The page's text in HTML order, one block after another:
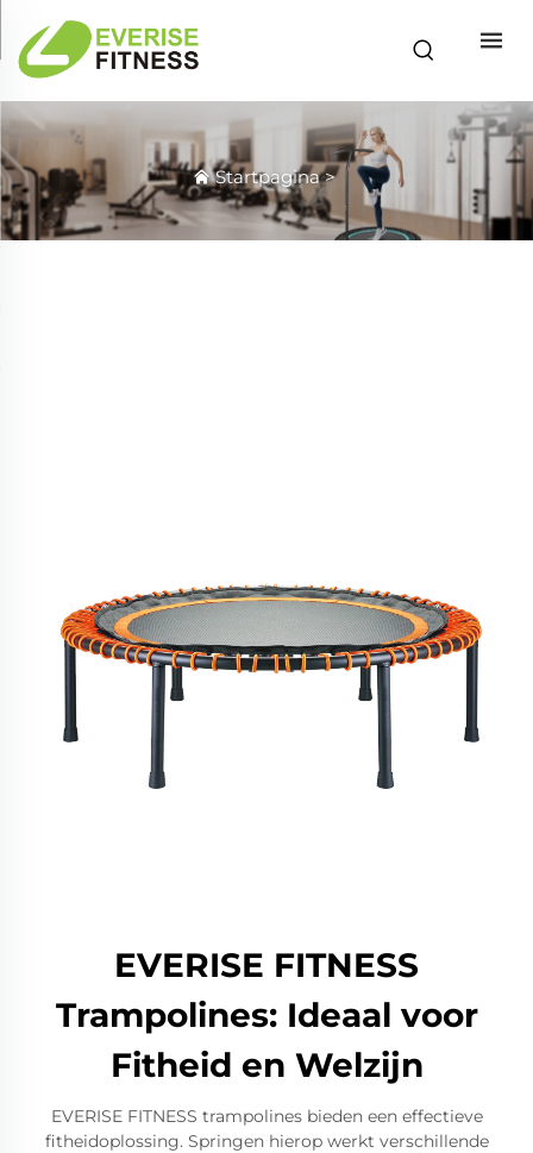
Startpagina>
EVERISE FITNESS
Trampolines: Ideaal voor
Fitheid en Welzijn
EVERISE FITNESS trampolines bieden een effectieve
fitheidoplossing. Springen hierop werkt verschillende